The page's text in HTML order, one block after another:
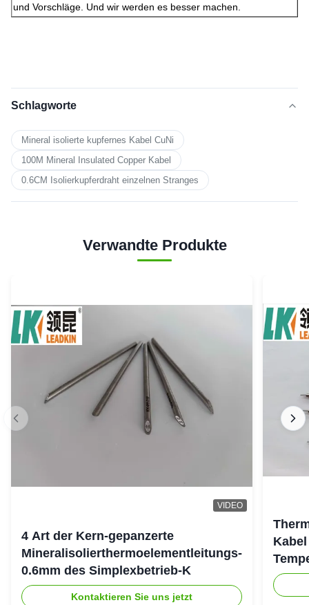
und Vorschläge. Und wir werden es besser machen.
Schlagworte
Mineral isolierte kupfernes Kabel CuNi
100M Mineral Insulated Copper Kabel
0.6CM Isolierkupferdraht einzelnen Stranges
Verwandte Produkte
VIDEO
4 Art der Kern-gepanzerte
Mineralisolierthermoelementleitungs-
0.6mm des Simplexbetrieb-K
Kontaktieren Sie uns jetzt